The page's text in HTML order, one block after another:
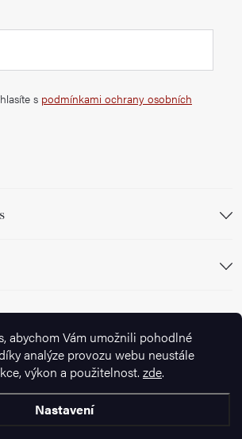
abychom Vám umožnili pohodlné
analýze provozu webu neustále
výkon a použitelnost. zde.
Nastavení
s podmínkami ochrany osobních
Sledujte nás